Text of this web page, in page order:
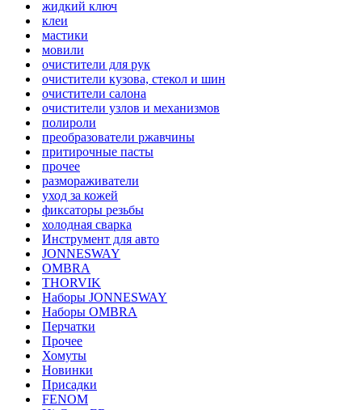
жидкий ключ
клеи
мастики
мовили
очистители для рук
очистители кузова, стекол и шин
очистители салона
очистители узлов и механизмов
полироли
преобразователи ржавчины
притирочные пасты
прочее
размораживатели
уход за кожей
фиксаторы резьбы
холодная сварка
Инструмент для авто
JONNESWAY
OMBRA
THORVIK
Наборы JONNESWAY
Наборы OMBRA
Перчатки
Прочее
Хомуты
Новинки
Присадки
FENOM